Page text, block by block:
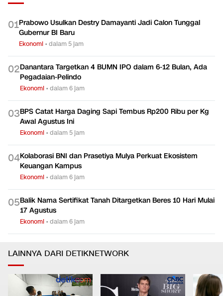
01Prabowo Usulkan Destry Damayanti Jadi Calon Tunggal
Gubernur BI Baru
Ekonomi •dalam 5 jam
02Danantara Targetkan 4 BUMN IPO dalam 6-12 Bulan, Ada
Pegadaian-Pelindo
Ekonomi •dalam 6 jam
03BPS Catat Harga Daging Sapi Tembus Rp200 Ribu per Kg
Awal Agustus Ini
Ekonomi •dalam 5 jam
04Kolaborasi BNI dan Prasetiya Mulya Perkuat Ekosistem
Keuangan Kampus
Ekonomi •dalam 6 jam
05Balik Nama Sertifikat Tanah Ditargetkan Beres 10 Hari Mulai
17 Agustus
Ekonomi •dalam 6 jam
LAINNYA DARI DETIKNETWORK